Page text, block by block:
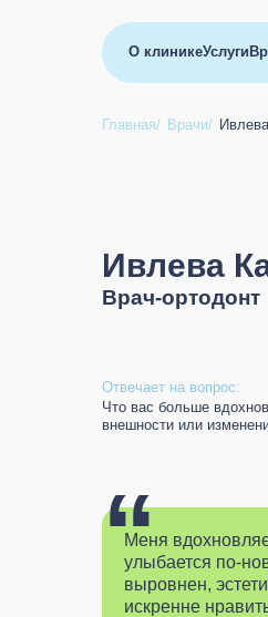
О клиникеУслуги
Ивлева
Врач-ортодонт
Отвечает на вопрос:
Что вас больше
внешности или
Меня
улыбается по-
выровнен,
искренне
“
Главная/ Врачи/